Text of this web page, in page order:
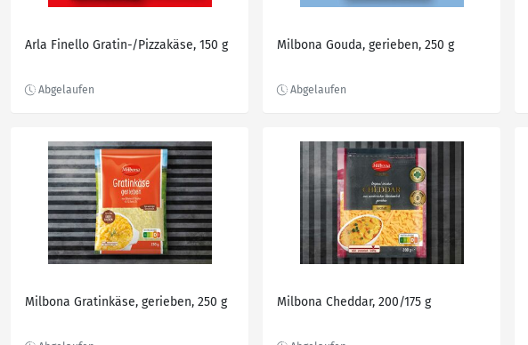
Arla Finello Gratin-/Pizzakäse, 150 g Milbona Gouda, gerieben, 250 g
Milbona Gratinkäse, gerieben, 250 g Milbona Cheddar, 200/175 g